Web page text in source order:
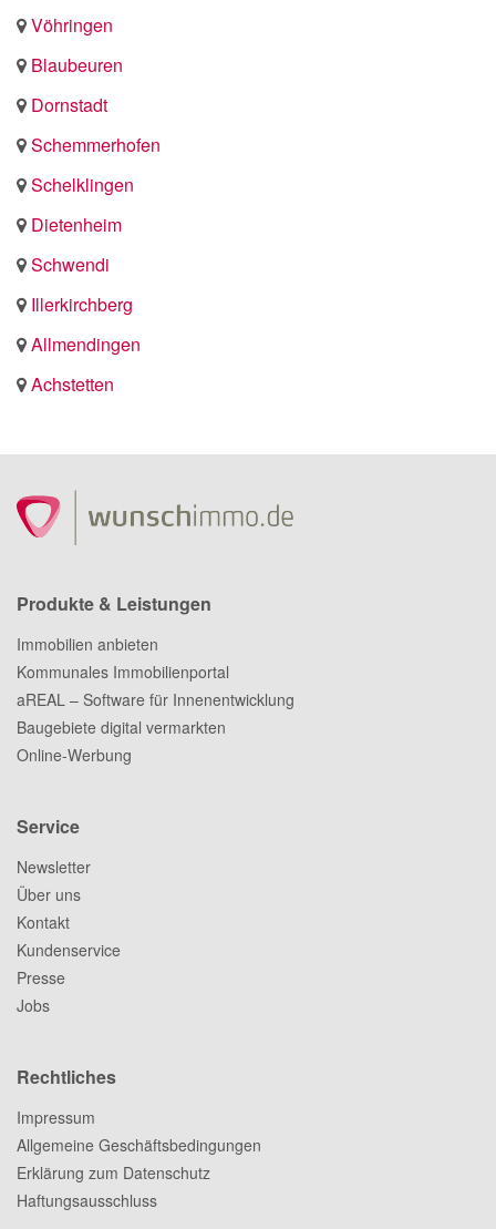
Vöhringen
Blaubeuren
Dornstadt
Schemmerhofen
Schelklingen
Dietenheim
Schwendi
Illerkirchberg
Allmendingen
Achstetten
Produkte & Leistungen
Immobilien anbieten
Kommunales Immobilienportal
aREAL – Software für Innenentwicklung
Baugebiete digital vermarkten
Online-Werbung
Service
Newsletter
Über uns
Kontakt
Kundenservice
Presse
Jobs
Rechtliches
Impressum
Allgemeine Geschäftsbedingungen
Erklärung zum Datenschutz
Haftungsausschluss